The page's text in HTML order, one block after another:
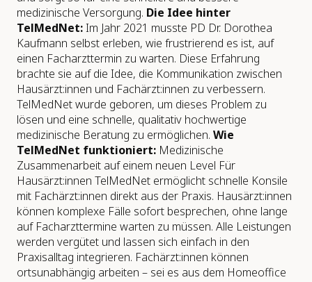
medizinische Versorgung. Die Idee hinter
TelMedNet:Im Jahr 2021 musste PD Dr. Dorothea
Kaufmann selbst erleben, wie frustrierend es ist, auf
einen Facharzttermin zu warten. Diese Erfahrung
brachte sie auf die Idee, die Kommunikation zwischen
Hausärzt:innen und Fachärzt:innen zu verbessern.
TelMedNet wurde geboren, um dieses Problem zu
lösen und eine schnelle, qualitativ hochwertige
medizinische Beratung zu ermöglichen. Wie
TelMedNet funktioniert: Medizinische
Zusammenarbeit auf einem neuen Level Für
Hausärzt:innen TelMedNet ermöglicht schnelle Konsile
mit Fachärzt:innen direkt aus der Praxis. Hausärzt:innen
können komplexe Fälle sofort besprechen, ohne lange
auf Facharzttermine warten zu müssen. Alle Leistungen
werden vergütet und lassen sich einfach in den
Praxisalltag integrieren. Fachärzt:innen können
ortsunabhängig arbeiten – sei es aus dem Homeoffice